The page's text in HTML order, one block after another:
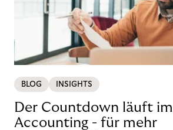
BLOG INSIGHTS
Der Countdown läuft im
Accounting - für mehr